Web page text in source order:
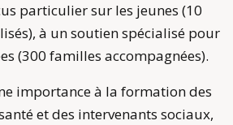
particulier sur les jeunes (10
à un soutien spécialisé pour
(300 familles accompagnées).
importance à la formation des
et des intervenants sociaux,